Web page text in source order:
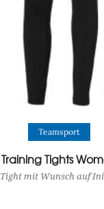
View Product
Teamsport
Training Tights
Tight mit Wunsch auf